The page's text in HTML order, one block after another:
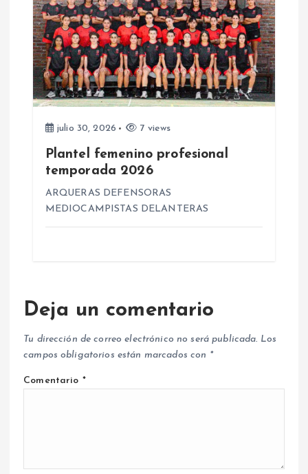
s
julio 30, 2026 7 views
Plantel femenino profesional
temporada 2026
ARQUERAS DEFENSORAS
MEDIOCAMPISTAS DELANTERAS
Deja un comentario
Tu dirección de correo electrónico no será publicada. Los
campos obligatorios están marcados con *
Comentario *